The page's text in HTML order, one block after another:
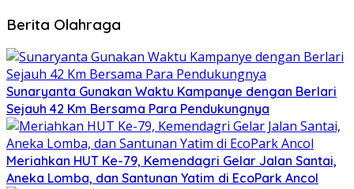
Berita Olahraga
Sunaryanta Gunakan Waktu Kampanye dengan Berlari
Sejauh 42 Km Bersama Para Pendukungnya
Meriahkan HUT Ke-79, Kemendagri Gelar Jalan Santai,
Aneka Lomba, dan Santunan Yatim di EcoPark Ancol